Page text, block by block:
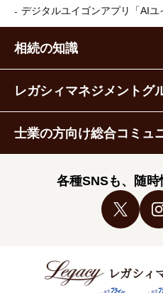
デジタルユイゴンアプリ 「AI
相続の知識
レガシィマネジメントグ
士業の方向け総合コミュ
各種SNSも、随時
レガシィ